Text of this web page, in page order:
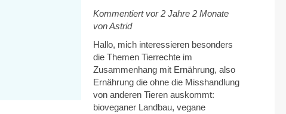
Kommentiert vor2 Jahre 2 Monate
von Astrid
Hallo, mich interessieren besonders
die Themen Tierrechte im
Zusammenhang mit Ernährung, also
Ernährung die ohne die Misshandlung
von anderen Tieren auskommt:
bioveganer Landbau, vegane